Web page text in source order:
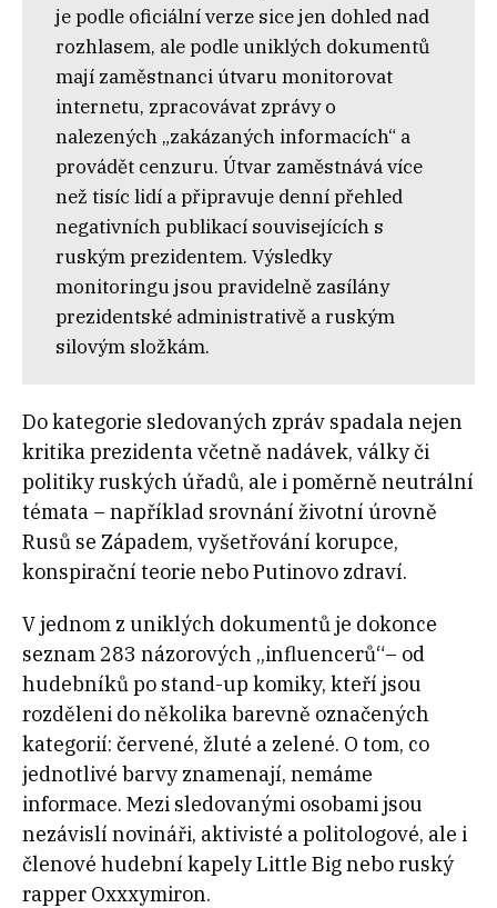
je podle oficiální verze sice jen dohled nad
rozhlasem, ale podle uniklých dokumentů
mají zaměstnanci útvaru monitorovat
internetu, zpracovávat zprávy o
nalezených „zakázaných informacích“ a
provádět cenzuru. Útvar zaměstnává více
než tisíc lidí a připravuje denní přehled
negativních publikací souvisejících s
ruským prezidentem. Výsledky
monitoringu jsou pravidelně zasílány
prezidentské administrativě a ruským
silovým složkám.
Do kategorie sledovaných zpráv spadala nejen
kritika prezidenta včetně nadávek, války či
politiky ruských úřadů, ale i poměrně neutrální
témata – například srovnání životní úrovně
Rusů se Západem, vyšetřování korupce,
konspirační teorie nebo Putinovo zdraví.
V jednom z uniklých dokumentů je dokonce
seznam 283 názorových „influencerů“– od
hudebníků po stand-up komiky, kteří jsou
rozděleni do několika barevně označených
kategorií: červené, žluté a zelené. O tom, co
jednotlivé barvy znamenají, nemáme
informace. Mezi sledovanými osobami jsou
nezávislí novináři, aktivisté a politologové, ale i
členové hudební kapely Little Big nebo ruský
rapper Оxxxymiron.